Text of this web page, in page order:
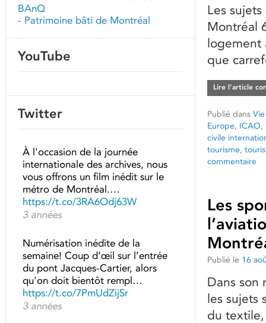
Les
Montréal
logement
que
Lire l’article
Publié dans
Europe, ICAO,
civile
tourisme,
commentaire
Les
Publié le 16
Dans son
les sujets
du textile,
BAnQ
- Patrimoine bâti de Montréal
YouTube
Twitter
À l'occasion de la journée
internationale des archives, nous
vous offrons un film inédit sur le
métro de Montréal.…
https://t.co/3RA6Odj63W
3 années
Numérisation inédite de la
semaine! Coup d’œil sur l’entrée
du pont Jacques-Cartier, alors
qu'on doit bientôt rempl…
https://t.co/7PmUdZijSr
3 années